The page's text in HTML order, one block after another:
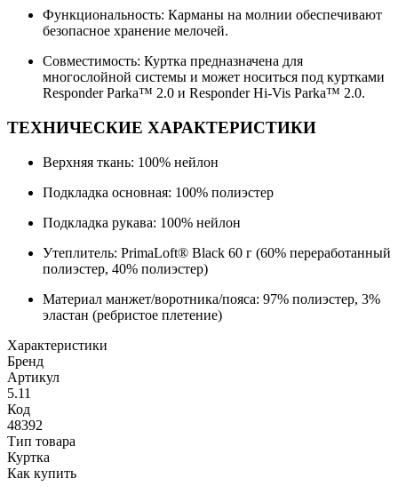
Функциональность: Карманы на молнии обеспечивают
безопасное хранение мелочей.
Совместимость: Куртка предназначена для
многослойной системы и может носиться под куртками
Responder Parka™ 2.0 и Responder Hi-Vis Parka™ 2.0.
ТЕХНИЧЕСКИЕ ХАРАКТЕРИСТИКИ
Верхняя ткань: 100% нейлон
Подкладка основная: 100% полиэстер
Подкладка рукава: 100% нейлон
Утеплитель: PrimaLoft® Black 60 г (60% переработанный
полиэстер, 40% полиэстер)
Материал манжет/воротника/пояса: 97% полиэстер, 3%
эластан (ребристое плетение)
Характеристики
Бренд
Артикул
5.11
Код
48392
Тип товара
Куртка
Как купить